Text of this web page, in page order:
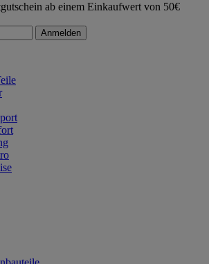
ab einem Einkaufwert von 50€
Anmelden